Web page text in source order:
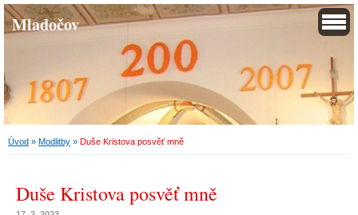
Mladočov
Úvod » Modlitby » Duše Kristova posvěť mně
Duše Kristova posvěť mně